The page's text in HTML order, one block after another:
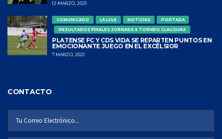
12 MARZO, 2021
COMUNICADO LA LIGA NOTICIAS
PORTADA
RESULTADOS FINALES JORNADA 6 TORNEO CLAUSURA
PLATENSE FC Y CDS VIDA SE REPARTEN PUNTOS EN
EMOCIONANTE JUEGO EN EL EXCÉLSIOR
7 MARZO, 2021
CONTACTO